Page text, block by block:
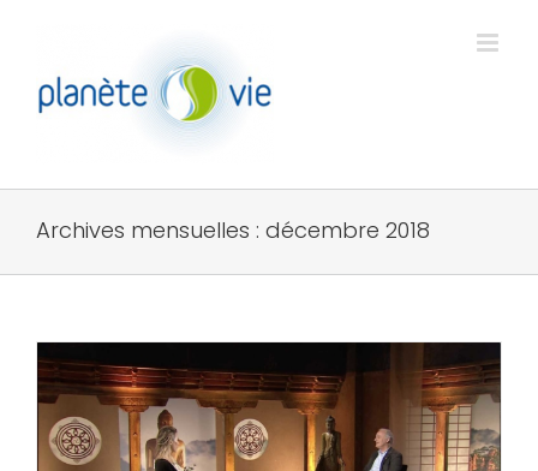
contenu
Archives mensuelles : décembre 2018